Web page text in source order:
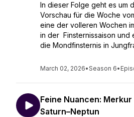
In dieser Folge geht es um
Vorschau für die Woche
eine der volleren Wochen
in der Finsternissaison und
die Mondfinsternis in
March 02, 2026•Season 6•
Feine Nuancen:
Saturn–Neptun